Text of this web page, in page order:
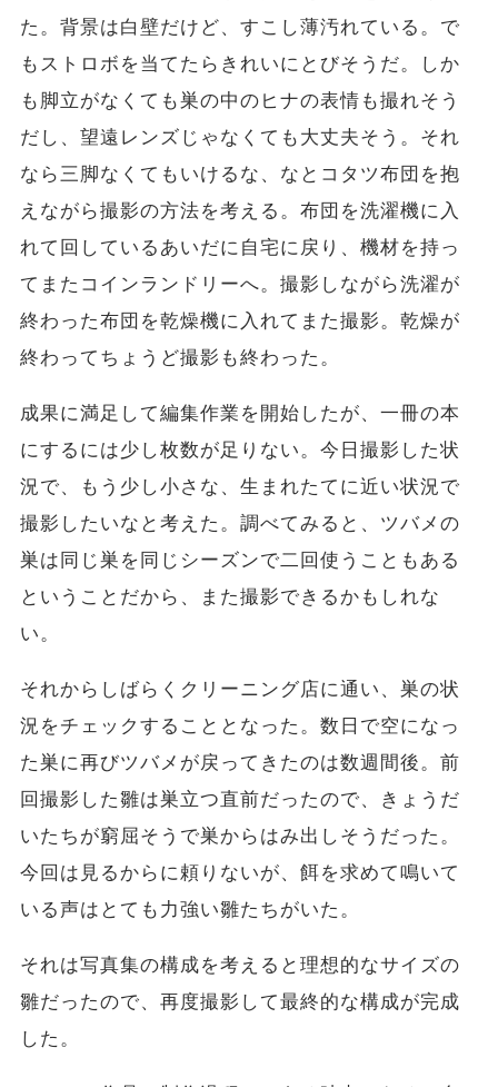
た。背景は白壁だけど、すこし薄汚れている。で
もストロボを当てたらきれいにとびそうだ。しか
も脚立がなくても巣の中のヒナの表情も撮れそう
だし、望遠レンズじゃなくても大丈夫そう。それ
なら三脚なくてもいけるな、なとコタツ布団を抱
えながら撮影の方法を考える。布団を洗濯機に入
れて回しているあいだに自宅に戻り、機材を持っ
てまたコインランドリーへ。撮影しながら洗濯が
終わった布団を乾燥機に入れてまた撮影。乾燥が
終わってちょうど撮影も終わった。
成果に満足して編集作業を開始したが、一冊の本
にするには少し枚数が足りない。今日撮影した状
況で、もう少し小さな、生まれたてに近い状況で
撮影したいなと考えた。調べてみると、ツバメの
巣は同じ巣を同じシーズンで二回使うこともある
ということだから、また撮影できるかもしれな
い。
それからしばらくクリーニング店に通い、巣の状
況をチェックすることとなった。数日で空になっ
た巣に再びツバメが戻ってきたのは数週間後。前
回撮影した雛は巣立つ直前だったので、きょうだ
いたちが窮屈そうで巣からはみ出しそうだった。
今回は見るからに頼りないが、餌を求めて鳴いて
いる声はとても力強い雛たちがいた。
それは写真集の構成を考えると理想的なサイズの
雛だったので、再度撮影して最終的な構成が完成
した。